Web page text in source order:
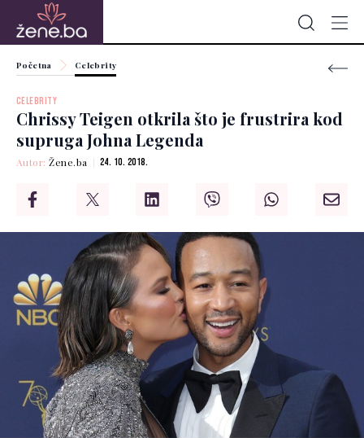
Početna Celebrity
CELEBRITY
Chrissy Teigen otkrila što je frustrira kod
supruga Johna Legenda
Autor:Žene.ba 24. 10. 2018.